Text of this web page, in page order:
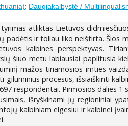
; Daugiakalbystė /
atliktas Lietuvos
ir toliau liko neištirta. Šios
kalbines perspektyvas.
šiuo metu labiausiai paplitusia
mažos tiriamosios imties
procesus, išsiaiškinti
respondentai. Pirmosios dalies 1
išryškinami jų regioniniai
kalbiniam elgesiui ir kalbinei